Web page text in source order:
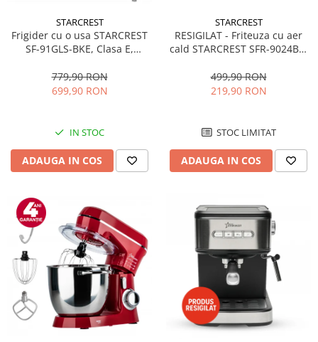
STARCREST
Frigider cu o usa STARCREST
SF-91GLS-BKE, Clasa E,
interioara, H 83 cm, Sticla
Neagra
779,90 RON
699,90 RON
IN STOC
ADAUGA IN COS
STARCREST
RESIGILAT - Friteuza cu aer
cald STARCREST SFR-9024BK,
Termostat 80 - 200 °C, 12
programe, Negru
499,90 RON
219,90 RON
STOC LIMITAT
ADAUGA IN COS